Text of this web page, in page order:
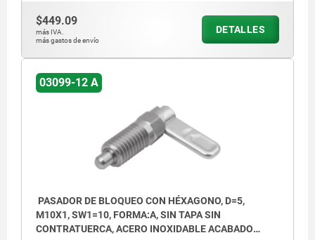
$449.09
más IVA.
más gastos de envío
DETALLES
03099-12 A
PASADOR DE BLOQUEO CON HÉXAGONO, D=5,
M10X1, SW1=10, FORMA:A, SIN TAPA SIN
CONTRATUERCA, ACERO INOXIDABLE ACABADO